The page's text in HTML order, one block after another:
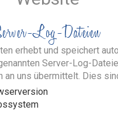
Log-Dateien
erhebt und speichert
Server-Log-
an uns übermittelt. Dies